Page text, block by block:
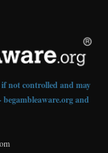
not controlled and may
and